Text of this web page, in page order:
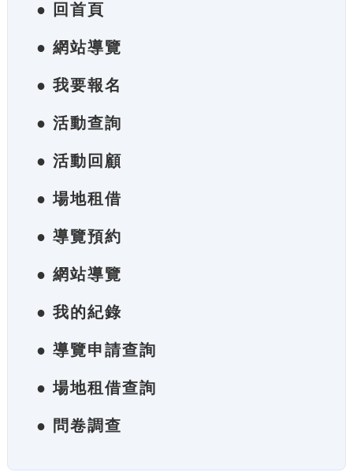
● 回首頁
● 網站導覽
● 我要報名
● 活動查詢
● 活動回顧
● 場地租借
● 導覽預約
● 網站導覽
● 我的紀錄
● 導覽申請查詢
● 場地租借查詢
● 問卷調查